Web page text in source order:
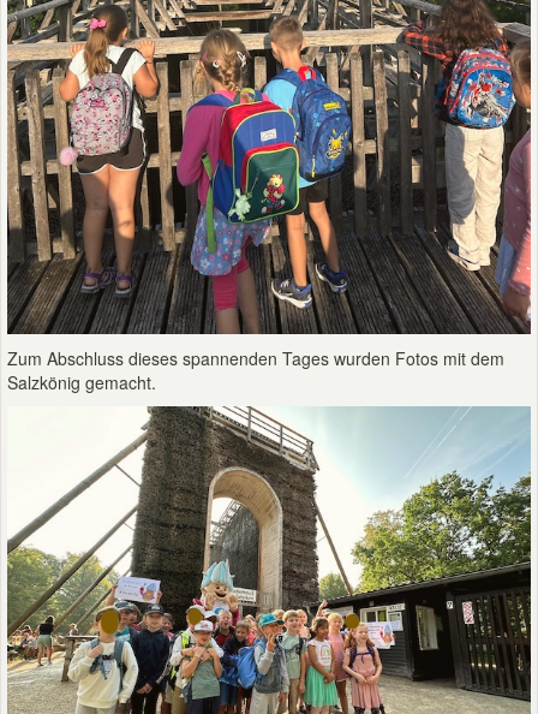
Zum Abschluss dieses spannenden Tages wurden Fotos mit dem
Salzkönig gemacht.